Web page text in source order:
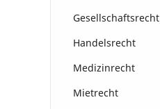
Gesellschaftsrecht
Handelsrecht
Medizinrecht
Mietrecht